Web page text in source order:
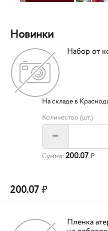
Новинки
Набор от
На складе в
Количество (шт.)
–
Сумма: 200.07 ₽
200.07₽
Пленка